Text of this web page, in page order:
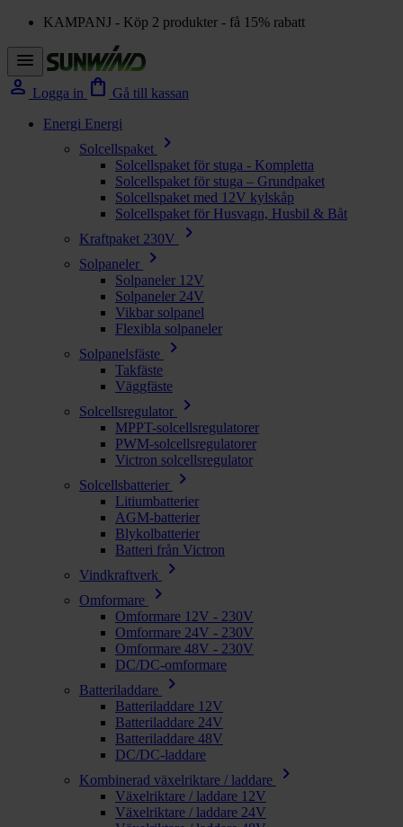
KAMPANJ - Köp 2 produkter - få 15% rabatt
menu
person Logga in shopping_bag Gå till kassan
Energi Energi
Solcellspaket
chevron_right
Solcellspaket för stuga - Kompletta
Solcellspaket för stuga – Grundpaket
Solcellspaket med 12V kylskåp
Solcellspaket för Husvagn, Husbil & Båt
Kraftpaket 230V
chevron_right
Solpaneler chevron_right
Solpaneler 12V
Solpaneler 24V
Vikbar solpanel
Flexibla solpaneler
Solpanelsfäste
chevron_right
Takfäste
Väggfäste
Solcellsregulator
chevron_right
MPPT-solcellsregulatorer
PWM-solcellsregulatorer
Victron solcellsregulator
Solcellsbatterier
chevron_right
Litiumbatterier
AGM-batterier
Blykolbatterier
Batteri från Victron
Vindkraftverk
chevron_right
Omformare chevron_right
Omformare 12V - 230V
Omformare 24V - 230V
Omformare 48V - 230V
DC/DC-omformare
Batteriladdare
chevron_right
Batteriladdare 12V
Batteriladdare 24V
Batteriladdare 48V
DC/DC-laddare
Kombinerad växelriktare / laddare
chevron_right
Växelriktare / laddare 12V
Växelriktare / laddare 24V